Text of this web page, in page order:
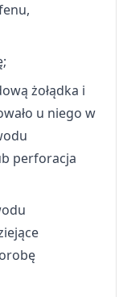
żołądka i
u niego w
perforacja